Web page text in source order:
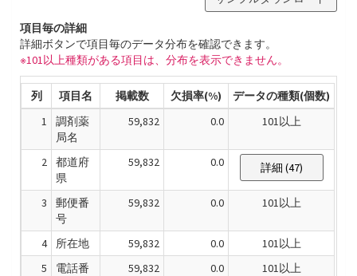
項目毎の詳細
詳細ボタンで項目毎のデータ分布を確認できます。
※101以上種類がある項目は、分布を表示できません。
列 項目名 掲載数 欠損率(%)
データの種類(個数)
1
調剤薬
局名
59,832 0.0 101以上
2
都道府
県
59,832 0.0 詳細 (47)
3
郵便番
号
59,832 0.0 101以上
4 所在地 59,832 0.0
101以上
5
電話番
59,832 0.0 101以上